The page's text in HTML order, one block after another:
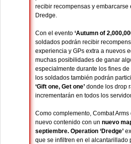
recibir recompensas y embarcarse
Dredge.
Con el evento ‘Autumn of
soldados podrán recibir
experiencia y GPs extra a nuevos
muchas posibilidades de ganar
especialmente durante los fines de
los soldados también podrán
‘Gift one, Get one’ donde los drop
incrementarán en todos los
Como complemento, Combat
nuevo contenido con un nuevo
septiembre. Operation ‘Dredge’
que se infiltren en el alcantarillado